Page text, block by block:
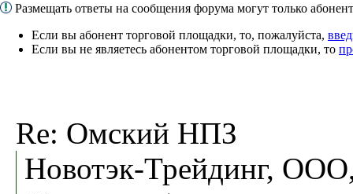
Размещать ответы на сообщения форума могут только
Если вы абонент торговой площадки, то, пожалуйста,
Если вы не являетесь абонентом торговой площадки, то
Re: Омский НПЗ
Новотэк-Трейдинг,